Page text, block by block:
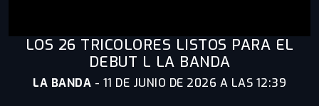
LOS 26 TRICOLORES LISTOS PARA EL
DEBUT L LA BANDA
LA BANDA - 11 DE JUNIO DE 2026 A LAS 12:39